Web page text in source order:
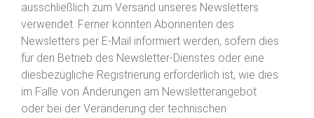
ausschließlich zum Versand unseres Newsletters
verwendet. Ferner könnten Abonnenten des
Newsletters per E-Mail informiert werden, sofern dies
für den Betrieb des Newsletter-Dienstes oder eine
diesbezügliche Registrierung erforderlich ist, wie dies
im Falle von Änderungen am Newsletterangebot
oder bei der Veränderung der technischen